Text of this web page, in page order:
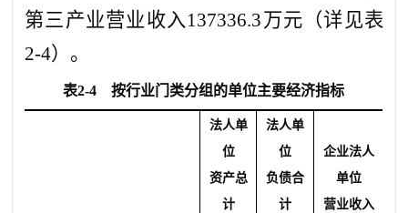
第三产业营业收入137336.3万元（详见表
2-4） 。
表2-4 按行业门类分组的单位主要经济指标
法人单
位
资产总
计
法人单
位
负债合
计
企业法人
单位
营业收入